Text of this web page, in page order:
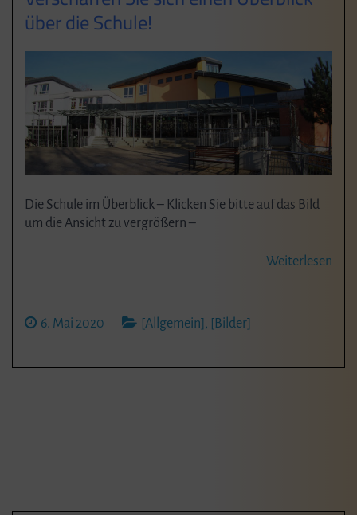
über die Schule!
Die Schule im Überblick – Klicken Sie bitte auf das Bild
um die Ansicht zu vergrößern –
Weiterlesen
6. Mai 2020 [Allgemein] , [Bilder]